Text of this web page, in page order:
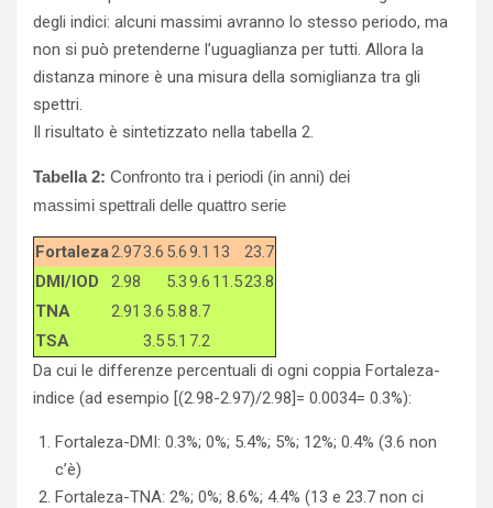
degli indici: alcuni massimi avranno lo stesso periodo, ma
non si può pretenderne l’uguaglianza per tutti. Allora la
distanza minore è una misura della somiglianza tra gli
spettri.
Il risultato è sintetizzato nella tabella 2.
Tabella 2: Confronto tra i periodi (in anni) dei
massimi spettrali delle quattro serie
Fortaleza2.973.6 5.69.1 13
23.7
DMI/IOD
2.98 5.39.6 11.523.8
TNA
2.91 3.6 5.88.7
TSA
3.55.1 7.2
Da cui le differenze percentuali di ogni coppia Fortaleza-
indice (ad esempio [(2.98-2.97)/2.98]= 0.0034= 0.3%):
Fortaleza-DMI: 0.3%; 0%; 5.4%; 5%; 12%; 0.4% (3.6 non
c’è)
Fortaleza-TNA: 2%; 0%; 8.6%; 4.4% (13 e 23.7 non ci